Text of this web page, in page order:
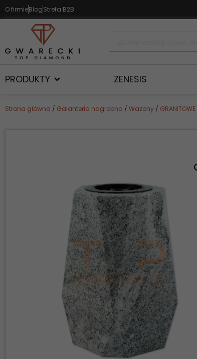
O firmieBlogStrefa B2B
PRODUKTY ZENESIS
Strona główna / Galanteria nagrobna / Wazony / GRANITOWE